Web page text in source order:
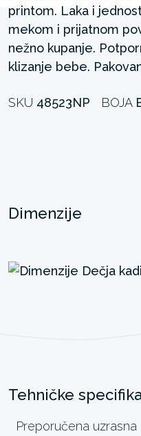
printom. Laka i
mekom i prijatnom
nežno kupanje.
klizanje bebe.
SKU 48523NP BOJA
Dimenzije
Tehničke
Preporučena uzrasna